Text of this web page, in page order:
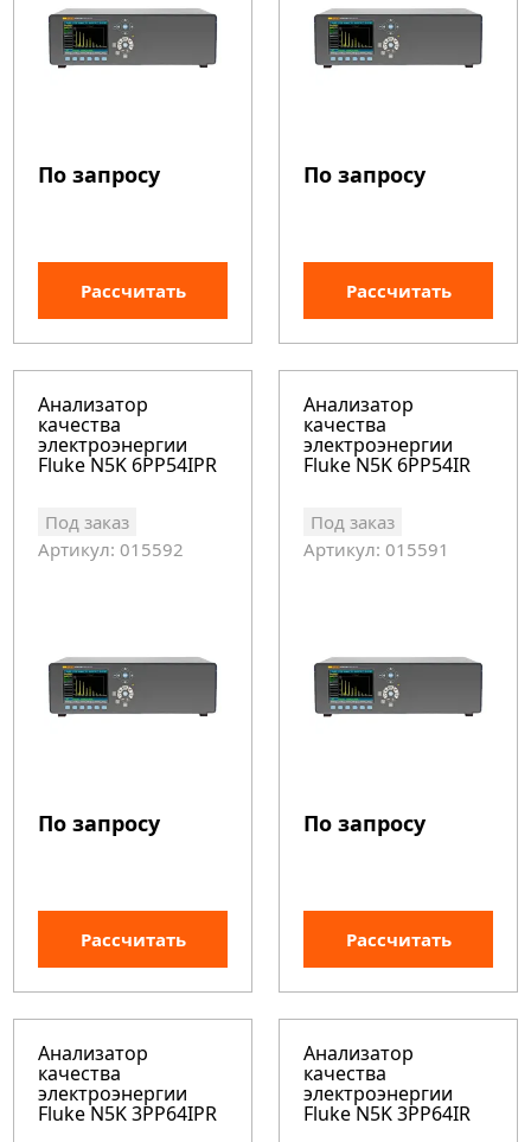
По запросу
Рассчитать
По запросу
Рассчитать
Анализатор
качества
электроэнергии
Fluke N5K 6PP54IPR
Под заказ
Артикул: 015592
По запросу
Рассчитать
Анализатор
качества
электроэнергии
Fluke N5K 6PP54IR
Под заказ
Артикул: 015591
По запросу
Рассчитать
Анализатор
качества
электроэнергии
Fluke N5K 3PP64IPR
Анализатор
качества
электроэнергии
Fluke N5K 3PP64IR